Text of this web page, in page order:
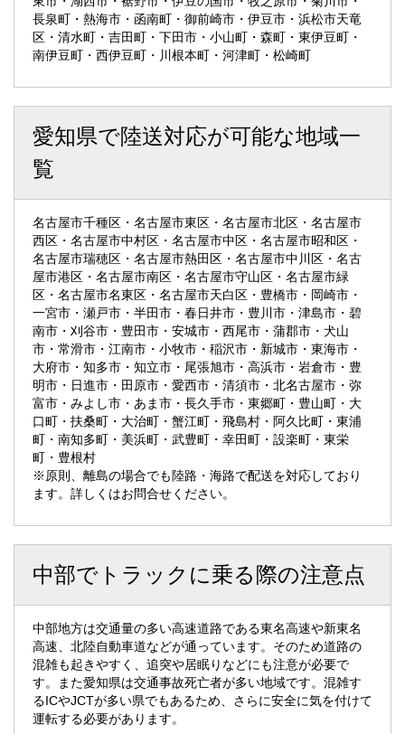
長泉町・熱海市・函南町・御前崎市・伊豆市・浜松市天竜
区・清水町・吉田町・下田市・小山町・森町・東伊豆町・
南伊豆町・西伊豆町・川根本町・河津町・松崎町
愛知県で陸送対応が可能な地域一
覧
名古屋市千種区・名古屋市東区・名古屋市北区・名古屋市
西区・名古屋市中村区・名古屋市中区・名古屋市昭和区・
名古屋市瑞穂区・名古屋市熱田区・名古屋市中川区・名古
屋市港区・名古屋市南区・名古屋市守山区・名古屋市緑
区・名古屋市名東区・名古屋市天白区・豊橋市・岡崎市・
一宮市・瀬戸市・半田市・春日井市・豊川市・津島市・碧
南市・刈谷市・豊田市・安城市・西尾市・蒲郡市・犬山
市・常滑市・江南市・小牧市・稲沢市・新城市・東海市・
大府市・知多市・知立市・尾張旭市・高浜市・岩倉市・豊
明市・日進市・田原市・愛西市・清須市・北名古屋市・弥
富市・みよし市・あま市・長久手市・東郷町・豊山町・大
口町・扶桑町・大治町・蟹江町・飛島村・阿久比町・東浦
町・南知多町・美浜町・武豊町・幸田町・設楽町・東栄
町・豊根村
※原則、離島の場合でも陸路・海路で配送を対応しており
ます。詳しくはお問合せください。
中部でトラックに乗る際の注意点
中部地方は交通量の多い高速道路である東名高速や新東名
高速、北陸自動車道などが通っています。そのため道路の
混雑も起きやすく、追突や居眠りなどにも注意が必要で
す。また愛知県は交通事故死亡者が多い地域です。混雑す
るICやJCTが多い県でもあるため、さらに安全に気を付けて
運転する必要があります。